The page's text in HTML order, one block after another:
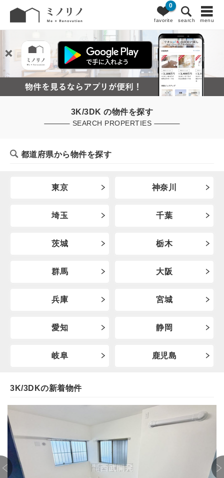
favorite
0
search menu
3K/3DK の物件を探す
SEARCH PROPERTIES
都道府県から物件を探す
東京 神奈川
埼玉 千葉
茨城 栃木
群馬 大阪
兵庫 宮城
愛知 静岡
岐阜 鹿児島
3K/3DKの新着物件